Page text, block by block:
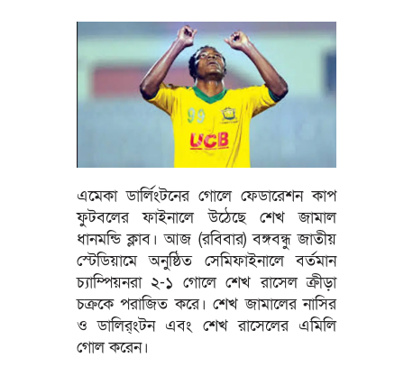
এমেকা ডার্লিংটনের গোলে ফেডারেশন কাপ
ফুটবলের ফাইনালে উঠেছে শেখ জামাল
ধানমন্ডি ক্লাব। আজ (রবিবার) বঙ্গবন্ধু জাতীয়
স্টেডিয়ামে অনুষ্ঠিত সেমিফাইনালে বর্তমান
চ্যাম্পিয়নরা ২-১ গোলে শেখ রাসেল ক্রীড়া
চক্রকে পরাজিত করে। শেখ জামালের নাসির
ও ডালির্ংটন এবং শেখ রাসেলের এমিলি
গোল করেন।